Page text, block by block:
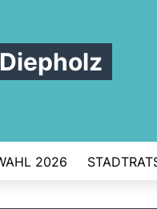
2026